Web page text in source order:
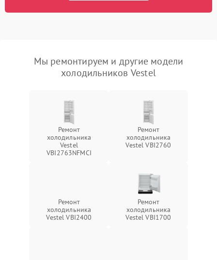
Мы ремонтируем и другие модели
холодильников Vestel
Ремонт
холодильника
Vestel
VBI2763NFMCI
Ремонт
холодильника
Vestel VBI2760
Ремонт
холодильника
Vestel VBI2400
Ремонт
холодильника
Vestel VBI1700